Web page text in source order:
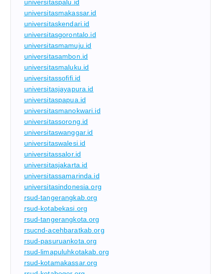
universitaspalu.id
universitasmakassar.id
universitaskendari.id
universitasgorontalo.id
universitasmamuju.id
universitasambon.id
universitasmaluku.id
universitassofifi.id
universitasjayapura.id
universitaspapua.id
universitasmanokwari.id
universitassorong.id
universitaswanggar.id
universitaswalesi.id
universitassalor.id
universitasjakarta.id
universitassamarinda.id
universitasindonesia.org
rsud-tangerangkab.org
rsud-kotabekasi.org
rsud-tangerangkota.org
rsucnd-acehbaratkab.org
rsud-pasuruankota.org
rsud-limapuluhkotakab.org
rsud-kotamakassar.org